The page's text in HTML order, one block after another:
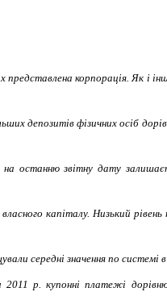
корпорація. Як і
депозитів фізичних осіб
останню звітну дату
капіталу. Низький
середні значення по системі в
2011 р. купонні платежі